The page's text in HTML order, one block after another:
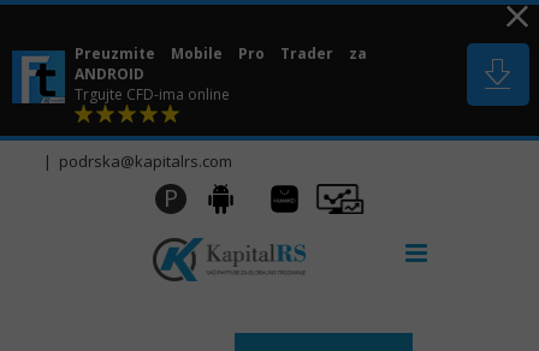
Skip
content
Preuzmite Mobile Pro Trader za
ANDROID
Trgujte CFD-ima online
| podrska@kapitalrs.com
P Android
Huawei
AppGallery
Pro
Trader